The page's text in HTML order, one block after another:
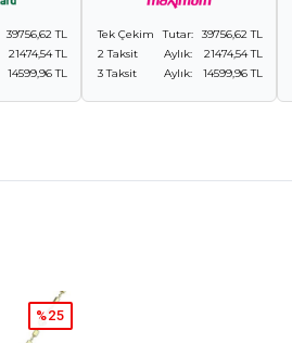
39756,62 TL
21474,54 TL
14599,96 TL
Tek Çekim Tutar:
39756,62 TL
2 Taksit
Aylık:
21474,54 TL
3 Taksit
Aylık: 14599,96 TL
%25